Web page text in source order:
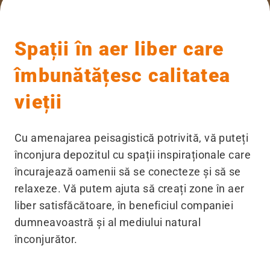
Spații în aer liber care
îmbunătățesc calitatea
vieții
Cu amenajarea peisagistică potrivită, vă puteți
înconjura depozitul cu spații inspiraționale care
încurajează oamenii să se conecteze și să se
relaxeze. Vă putem ajuta să creați zone în aer
liber satisfăcătoare, în beneficiul companiei
dumneavoastră și al mediului natural
înconjurător.